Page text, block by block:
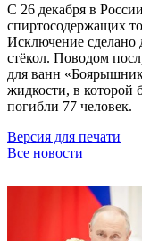
С 26 декабря в
спиртосодержащих
Исключение
стёкол. Поводом
для ванн
жидкости, в которой
погибли 77 человек.
Версия для печати
Все новости